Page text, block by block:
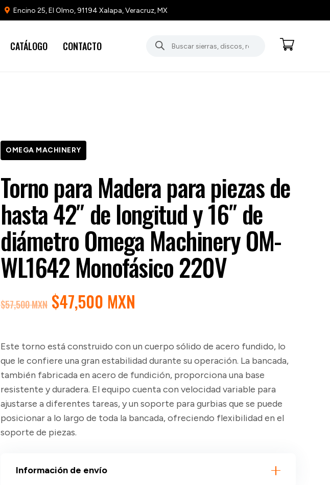
Encino 25, El Olmo, 91194 Xalapa, Veracruz, MX
CATÁLOGO CONTACTO
Búsqueda
de
OMEGA MACHINERY
Torno para Madera para piezas de
hasta 42″ de longitud y 16″ de
diámetro Omega Machinery OM-
WL1642 Monofásico 220V
$57,500 MXN EL
PRECIO
ERA:
$57,500 MXN.
$47,500 MXN
ES:
$47,500 MXN.
Este torno está construido con un cuerpo sólido de acero fundido, lo
que le confiere una gran estabilidad durante su operación. La bancada,
también fabricada en acero de fundición, proporciona una base
resistente y duradera. El equipo cuenta con velocidad variable para
ajustarse a diferentes tareas, y un soporte para gurbias que se puede
posicionar a lo largo de toda la bancada, ofreciendo flexibilidad en el
soporte de piezas.
Información de envío